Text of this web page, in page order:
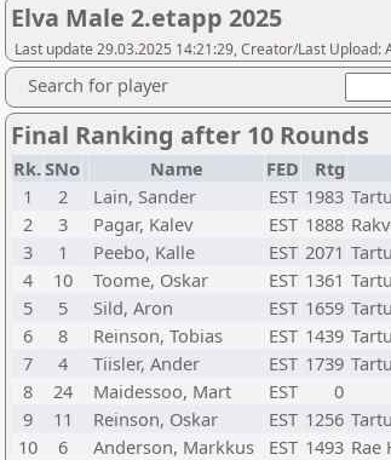
Elva Male 2.etapp 2025
Last update 29.03.2025 14:21:29, Creator/Last Upload:
Search for player
Final Ranking after 10 Rounds
Rk.SNo Name FED Rtg
1
2 Lain, Sander EST 1983
2
3 Pagar, Kalev EST 1888
3
1 Peebo, Kalle EST 2071
4
10 Toome, Oskar EST 1361
5
5 Sild, Aron EST 1659
6
8 Reinson, Tobias EST 1439
7
4 Tiisler, Ander EST 1739
8
24 Maidessoo, Mart EST 0
9
11 Reinson, Oskar EST 1256
10
6 Anderson, Markkus EST 1493 Rae